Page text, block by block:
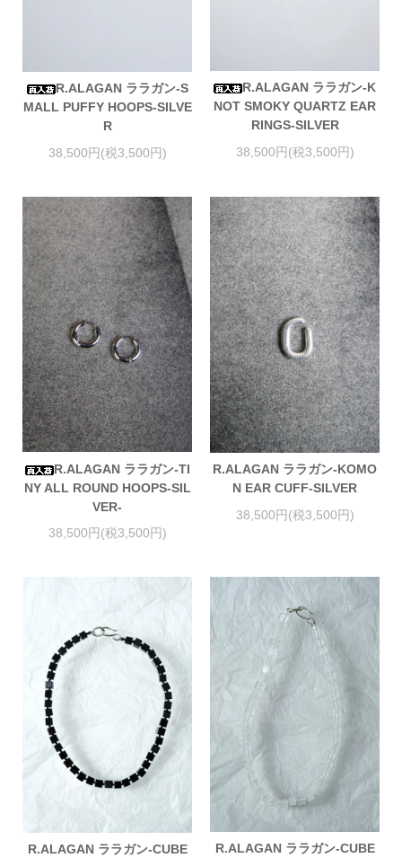
R.ALAGAN ララガン-S
MALL PUFFY HOOPS-SILVE
R
38,500円(税3,500円)
R.ALAGAN ララガン-K
NOT SMOKY QUARTZ EAR
RINGS-SILVER
38,500円(税3,500円)
R.ALAGAN ララガン-TI
NY ALL ROUND HOOPS-SIL
VER-
38,500円(税3,500円)
R.ALAGAN ララガン-KOMO
N EAR CUFF-SILVER
38,500円(税3,500円)
R.ALAGAN ララガン-CUBE
R.ALAGAN ララガン-CUBE